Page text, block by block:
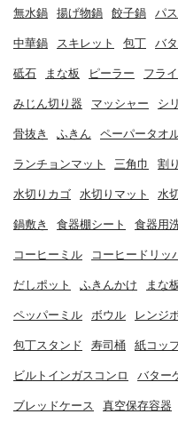
無水鍋 揚げ物鍋 餃子鍋 パ
中華鍋 スキレット 包丁 バ
砥石 まな板 ピーラー フラ
みじん切り器 マッシャー シ
骨抜き ふきん ペーパータオ
ランチョンマット 三角巾 割
水切りカゴ 水切りマット 水
鍋敷き 食器棚シート 食器用
コーヒーミル コーヒードリッ
だしポット ふきんかけ まな
ペッパーミル ボウル レンジ
包丁スタンド 寿司桶 紙コッ
ビルトインガスコンロ バター
ブレッドケース 真空保存容器